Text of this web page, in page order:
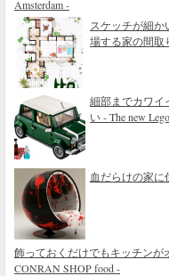
Amsterdam -
スケッチが細
場する家の間取
細部までカワイ
い - The new
血だらけの家に
飾っておくだけでもキッチンが
CONRAN SHOP food -